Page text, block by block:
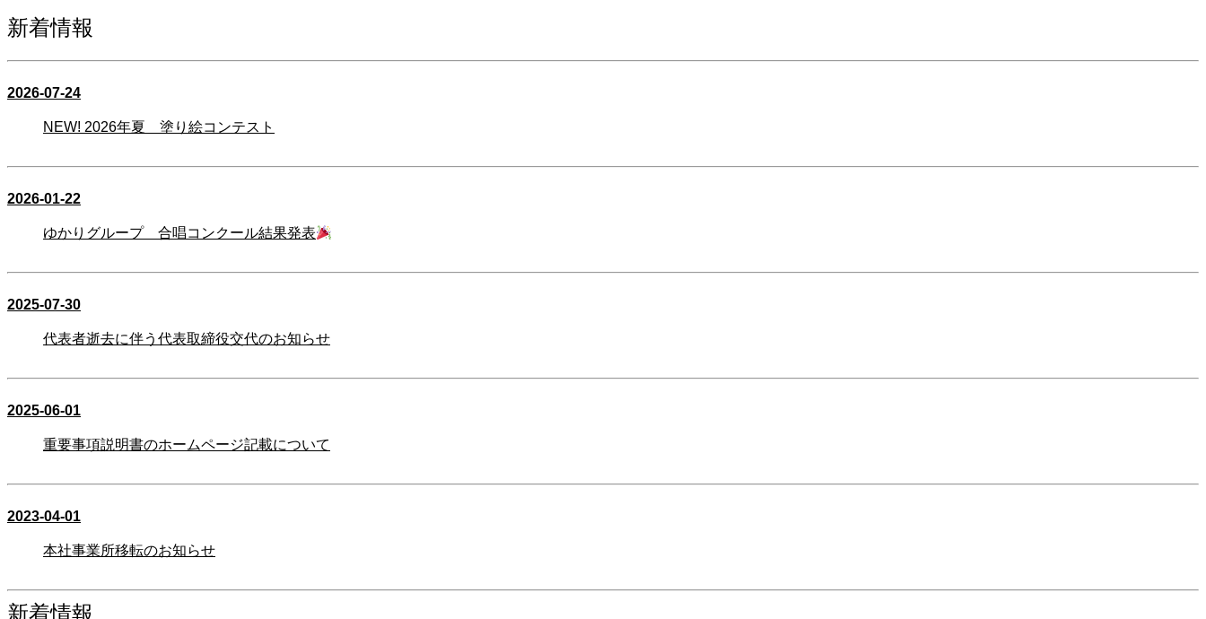
新着情報
2026-07-24
NEW! 2026年夏 塗り絵コンテスト
2026-01-22
ゆかりグループ 合唱コンクール結果発表
2025-07-30
代表者逝去に伴う代表取締役交代のお知らせ
2025-06-01
重要事項説明書のホームページ記載について
2023-04-01
本社事業所移転のお知らせ
新着情報